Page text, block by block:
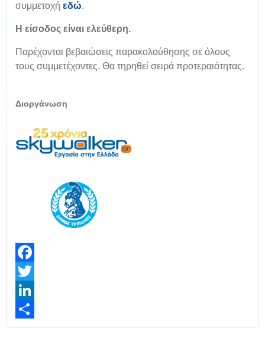
συμμετοχή εδώ.
Η είσοδος είναι ελεύθερη.
Παρέχονται βεβαιώσεις παρακολούθησης σε όλους
τους συμμετέχοντες. Θα τηρηθεί σειρά προτεραιότητας.
Διοργάνωση
Facebook
Twitter
LinkedIn
Share